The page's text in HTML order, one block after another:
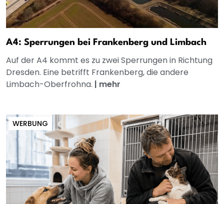
A4: Sperrungen bei Frankenberg und Limbach
Auf der A4 kommt es zu zwei Sperrungen in Richtung
Dresden. Eine betrifft Frankenberg, die andere
Limbach-Oberfrohna. | mehr
WERBUNG